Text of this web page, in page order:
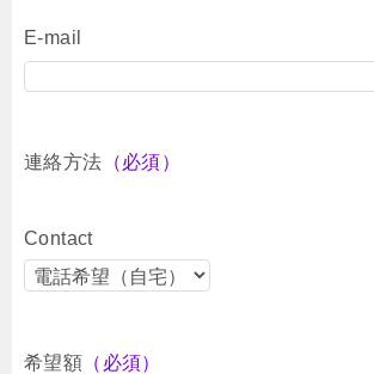
E-mail
連絡方法 （必須）
Contact
希望額 （必須）